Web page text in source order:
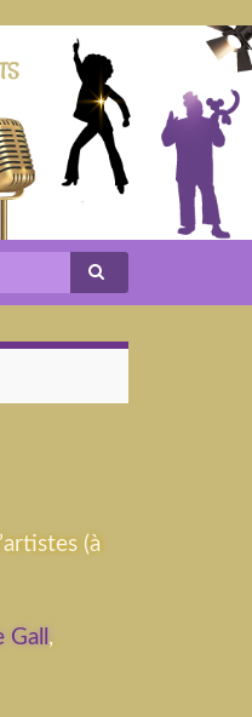
(à
Gall ,